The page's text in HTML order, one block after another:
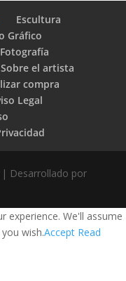
Escultura
Gráfico
Fotografía
Sobre el artista
compra
Legal
| Desarrollado por
experience. We'll assume
wish.Accept Read